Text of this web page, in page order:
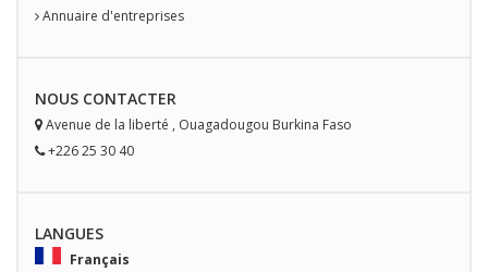
Annuaire d'entreprises
NOUS CONTACTER
Avenue de la liberté , Ouagadougou Burkina Faso
+226 25 30 40
LANGUES
Français